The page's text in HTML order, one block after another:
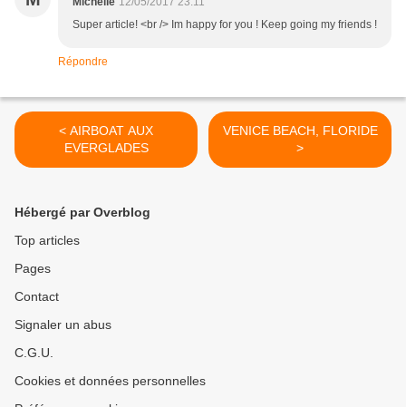
Super article! <br /> Im happy for you ! Keep going my friends !
Répondre
< AIRBOAT AUX
EVERGLADES
VENICE BEACH, FLORIDE
>
Hébergé par Overblog
Top articles
Pages
Contact
Signaler un abus
C.G.U.
Cookies et données personnelles